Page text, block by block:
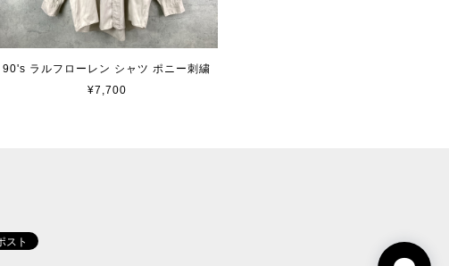
90's ラルフローレン シャツ ポニー刺繍
¥7,700